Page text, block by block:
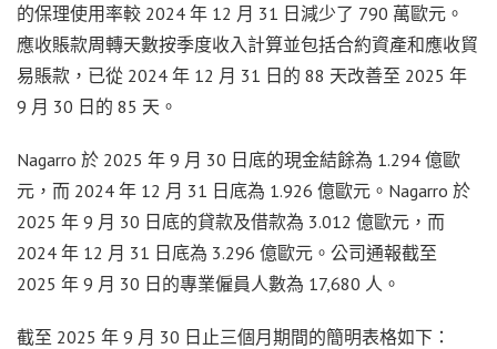
的保理使用率較 2024 年 12 月 31 日減少了 790 萬歐元。
應收賬款周轉天數按季度收入計算並包括合約資產和應收貿
易賬款，已從 2024 年 12 月 31 日的 88 天改善至 2025 年
9 月 30 日的 85 天。
Nagarro 於 2025 年 9 月 30 日底的現金結餘為 1.294 億歐
元，而 2024 年 12 月 31 日底為 1.926 億歐元。Nagarro 於
2025 年 9 月 30 日底的貸款及借款為 3.012 億歐元，而
2024 年 12 月 31 日底為 3.296 億歐元。公司通報截至
2025 年 9 月 30 日的專業僱員人數為 17,680 人。
截至 2025 年 9 月 30 日止三個月期間的簡明表格如下：